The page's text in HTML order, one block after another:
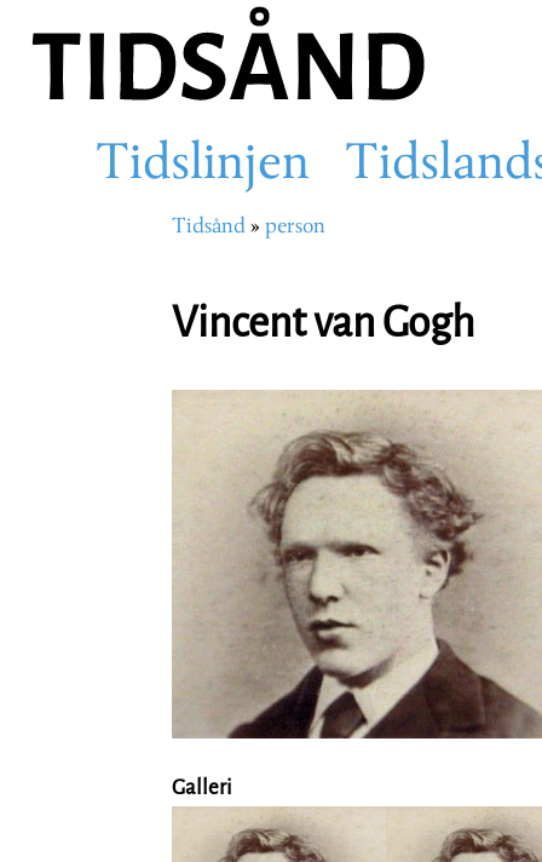
hovedinnhold
Main
navigation
Tidslinjen
Navigasjonssti
Tidsånd person
Vincent van Gogh
Portrettbilde
Galleri